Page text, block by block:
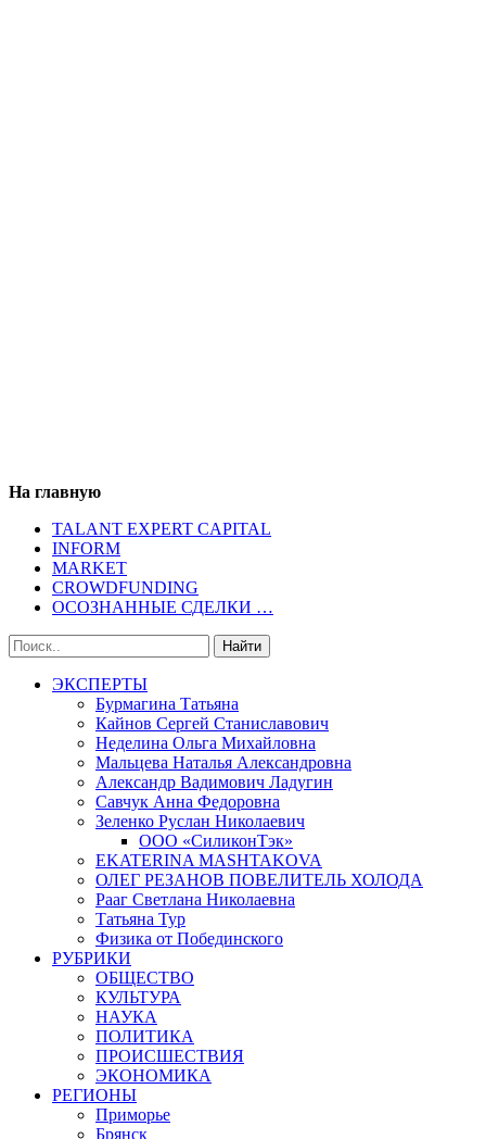
На главную
TALANT EXPERT CAPITAL
INFORM
MARKET
CROWDFUNDING
ОСОЗНАННЫЕ СДЕЛКИ …
ЭКСПЕРТЫ
Бурмагина Татьяна
Кайнов Сергей Станиславович
Неделина Ольга Михайловна
Мальцева Наталья Александровна
Александр Вадимович Ладугин
Савчук Анна Федоровна
Зеленко Руслан Николаевич
ООО «СиликонТэк»
EKATERINA MASHTAKOVA
ОЛЕГ РЕЗАНОВ ПОВЕЛИТЕЛЬ ХОЛОДА
Рааг Светлана Николаевна
Татьяна Тур
Физика от Побединского
РУБРИКИ
ОБЩЕСТВО
КУЛЬТУРА
НАУКА
ПОЛИТИКА
ПРОИСШЕСТВИЯ
ЭКОНОМИКА
РЕГИОНЫ
Приморье
Брянск